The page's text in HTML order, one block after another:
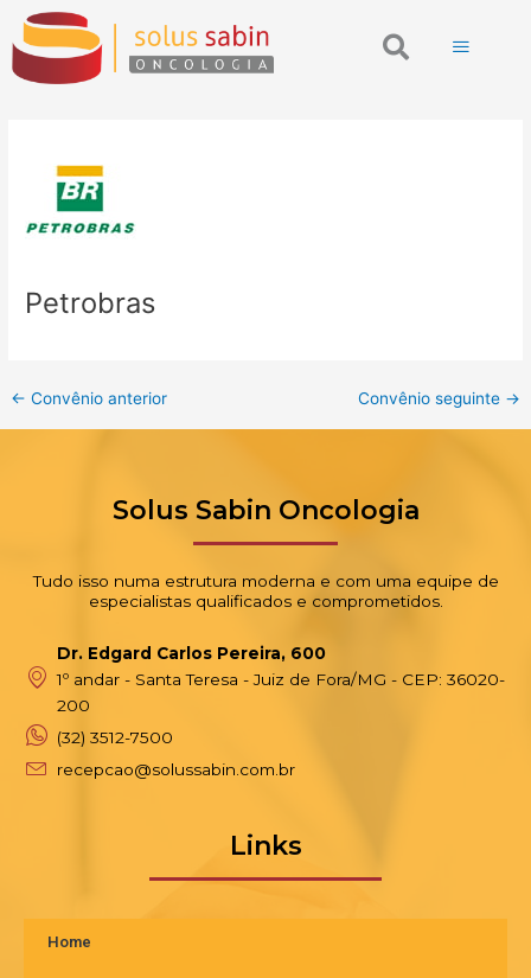
para
conteúdo
Search
Petrobras
Post
navigation
← Convênio anterior Convênio seguinte →
Solus Sabin Oncologia
Tudo isso numa estrutura moderna e com uma equipe de
especialistas qualificados e comprometidos.
Dr. Edgard Carlos Pereira, 600
1º andar - Santa Teresa - Juiz de Fora/MG - CEP: 36020-
200
(32) 3512-7500
recepcao@solussabin.com.br
Links
Home